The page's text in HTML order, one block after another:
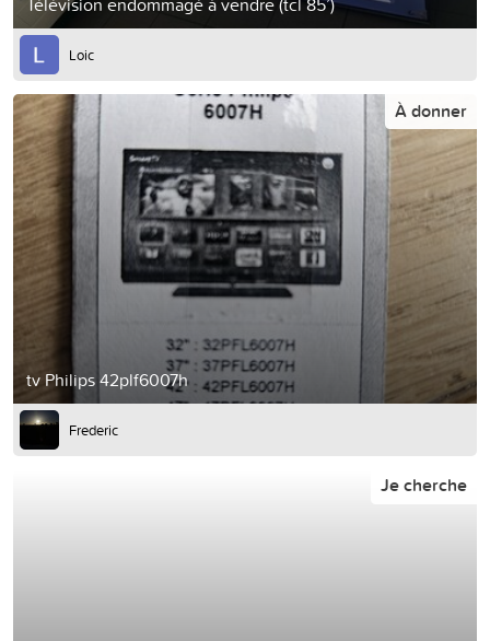
Loic
tv Philips 42plf6007h
À donner
Frederic
Je cherche